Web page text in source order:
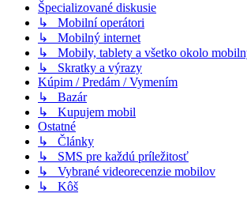
Špecializované diskusie
↳ Mobilní operátori
↳ Mobilný internet
↳ Mobily, tablety a všetko okolo
↳ Skratky a výrazy
Kúpim / Predám / Vymením
↳ Bazár
↳ Kupujem mobil
Ostatné
↳ Články
↳ SMS pre každú príležitosť
↳ Vybrané videorecenzie mobilov
↳ Kôš